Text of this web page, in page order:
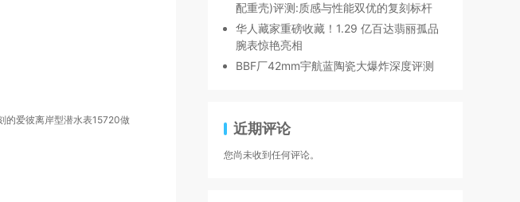
配重壳)评测:质感与性能双优的复刻标杆
华人藏家重磅收藏！1.29 亿百达翡丽孤品
腕表惊艳亮相
BBF厂42mm宇航蓝陶瓷大爆炸深度评测
近期评论
您尚未收到任何评论。